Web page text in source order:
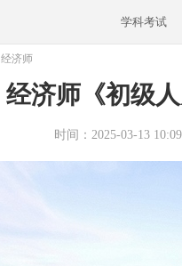
学科考试
经济师
经济师《初级
时间：2025-03-13